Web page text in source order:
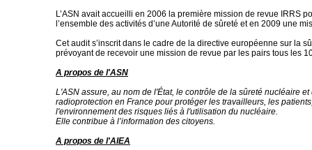
L’ASN avait accueilli en 2006 la première mission de revue IRRS
l’ensemble des activités d’une Autorité de sûreté et en 2009 une
Cet audit s’inscrit dans le cadre de la directive européenne sur la
prévoyant de recevoir une mission de revue par les pairs tous les
A propos de l'ASN
L'ASN assure, au nom de l'État, le contrôle de la sûreté nucléaire et
radioprotection en France pour protéger les travailleurs, les
l'environnement des risques liés à l'utilisation du nucléaire.
Elle contribue à l’information des citoyens.
A propos de l'AIEA